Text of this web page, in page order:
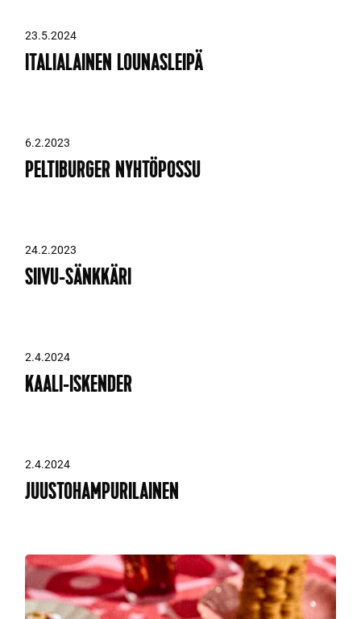
23.5.2024
ITALIALAINEN LOUNASLEIPÄ
6.2.2023
PELTIBURGER NYHTÖPOSSU
24.2.2023
SIIVU-SÄNKKÄRI
2.4.2024
KAALI-ISKENDER
2.4.2024
JUUSTOHAMPURILAINEN